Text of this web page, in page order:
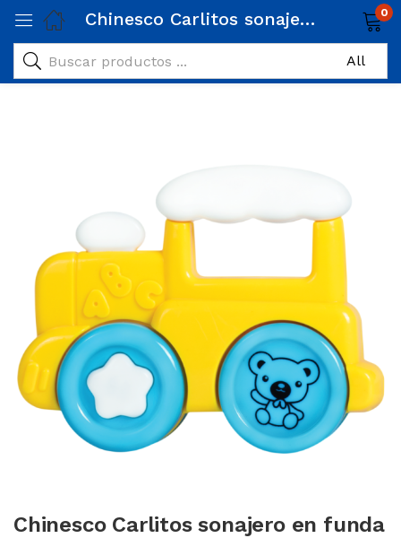
Chinesco Carlitos sonajero en funda 0
Chinesco Carlitos sonajero en funda